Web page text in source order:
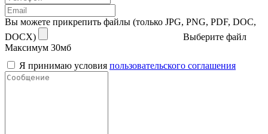
Вы можете прикрепить файлы (только JPG, PNG, PDF, DOC,
DOCX)
Выберите файл
Максимум 30мб
Я принимаю условия пользовательского соглашения